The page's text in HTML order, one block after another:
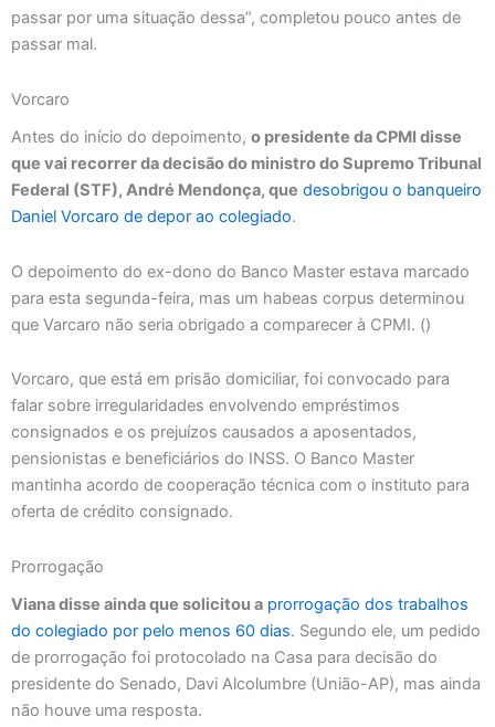
passar por uma situação dessa”, completou pouco antes de
passar mal.
Vorcaro
Antes do início do depoimento, o presidente da CPMI disse
que vai recorrer da decisão do ministro do Supremo Tribunal
Federal (STF), André Mendonça, que desobrigou o banqueiro
Daniel Vorcaro de depor ao colegiado.
O depoimento do ex-dono do Banco Master estava marcado
para esta segunda-feira, mas um habeas corpus determinou
que Varcaro não seria obrigado a comparecer à CPMI. ()
Vorcaro, que está em prisão domiciliar, foi convocado para
falar sobre irregularidades envolvendo empréstimos
consignados e os prejuízos causados a aposentados,
pensionistas e beneficiários do INSS. O Banco Master
mantinha acordo de cooperação técnica com o instituto para
oferta de crédito consignado.
Prorrogação
Viana disse ainda que solicitou a prorrogação dos trabalhos
do colegiado por pelo menos 60 dias. Segundo ele, um pedido
de prorrogação foi protocolado na Casa para decisão do
presidente do Senado, Davi Alcolumbre (União-AP), mas ainda
não houve uma resposta.